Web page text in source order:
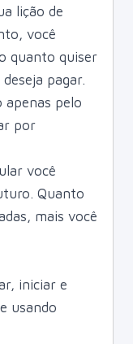
lição de
você
quanto quiser
pagar.
apenas pelo
por
você
Quanto
mais você
iniciar e
usando